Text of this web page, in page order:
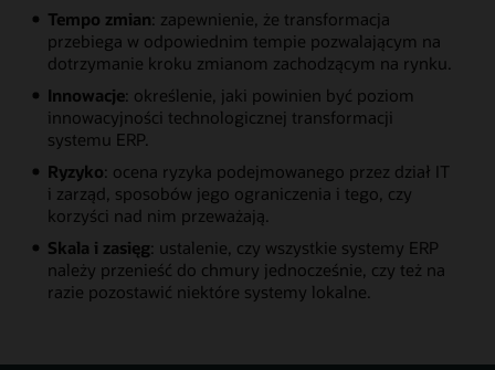
Tempo zmian: zapewnienie, że transformacja
przebiega w odpowiednim tempie pozwalającym na
dotrzymanie kroku zmianom zachodzącym na rynku.
Innowacje: określenie, jaki powinien być poziom
innowacyjności technologicznej transformacji
systemu ERP.
Ryzyko: ocena ryzyka podejmowanego przez dział IT
i zarząd, sposobów jego ograniczenia i tego, czy
korzyści nad nim przeważają.
Skala i zasięg: ustalenie, czy wszystkie systemy ERP
należy przenieść do chmury jednocześnie, czy też na
razie pozostawić niektóre systemy lokalne.